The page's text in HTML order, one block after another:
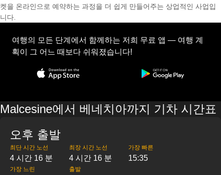
켓을 온라인으로 예약하는 과정을 더 쉽게 만들어주는 상업적인 사업입
니다.
여행의 모든 단계에서 함께하는 저희 무료 앱 — 여행 계
획이 그 어느 때보다 쉬워졌습니다!
Malcesine에서 베네치아까지 기차 시간표
오후 출발
최단 시간 노선
4 시간 16 분
최장 시간 노선
4 시간 16 분
가장 빠른
15:35
가장 느린 출발